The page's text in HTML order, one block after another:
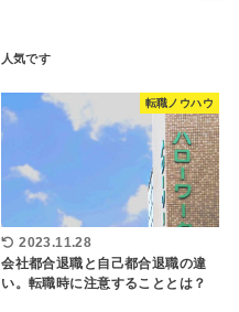
転職ノウハウ
2023.11.28
会社都合退職と自己都合退職の違
い。転職時に注意することとは？